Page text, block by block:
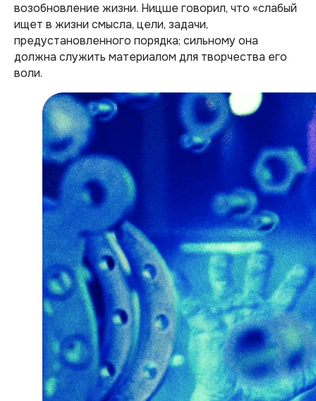
возобновление жизни. Ницше говорил, что «слабый
ищет в жизни смысла, цели, задачи,
предустановленного порядка; сильному она
должна служить материалом для творчества его
воли.